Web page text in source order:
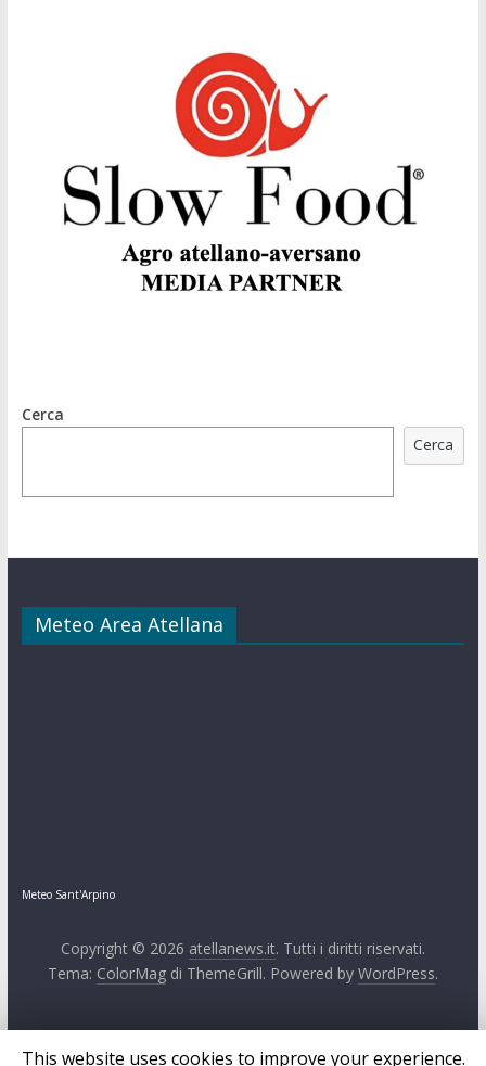
Cerca
Cerca
Meteo Area Atellana
Meteo Sant'Arpino
Copyright © 2026 atellanews.it. Tutti i diritti riservati.
Tema: ColorMagdi ThemeGrill. Powered by WordPress.
This website uses cookies to improve your experience.